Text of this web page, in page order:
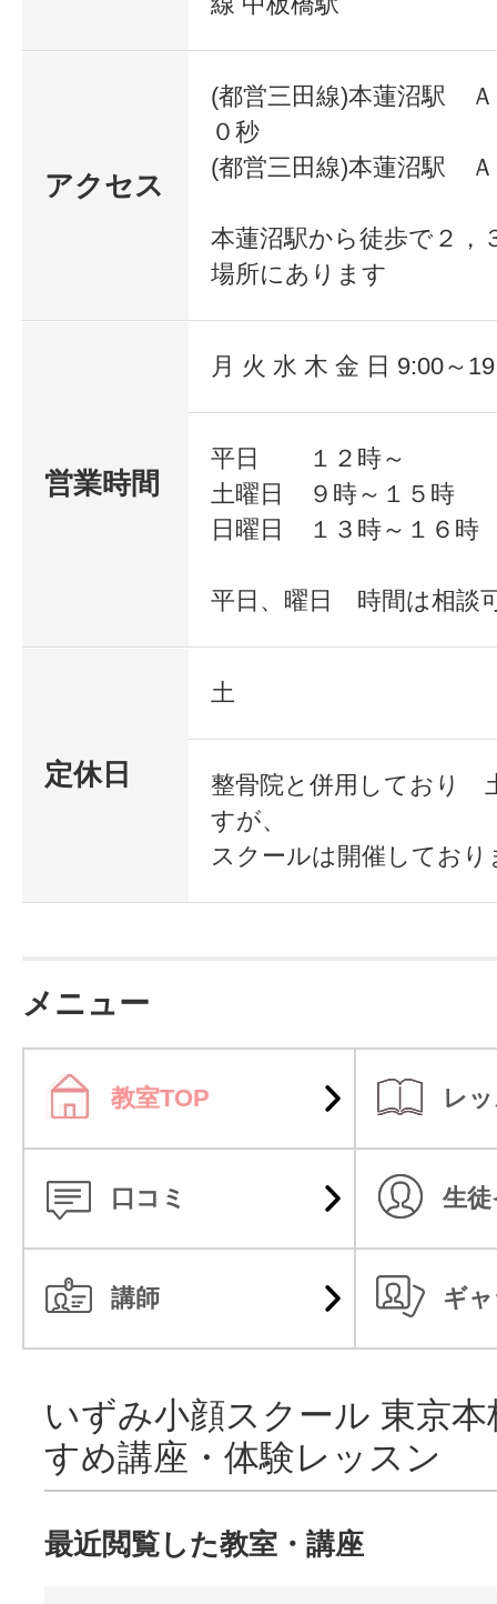
眠れないほど楽しくて興奮し
さぁー行動しましょ
【＼こんな方におすすめ／】
・小顔矯正で皆さんに喜んでも
・喜んで頂いて稼ぎたい方
・整骨院・エステ・整体の先生
・短期間で習得したい方
特化！ 小顔矯
・小顔矯正で皆さ
方
・整骨院・エステ
どで自費メニュー
生
小顔矯正をする
応が大きく
ほとんどの方が
先生方にも共有して頂き、多く
方を増やして頂きたいです
受講料 17万6千円
※入会後、スクール紹介制あり（
謝礼金）
受講期間 2か月間 6回
受講日 平日12時～ 土曜13
4時～
時間 1回 3時間
卒業後は、全員永久無料フォロー
※期間、日、時間 相談可能
●深眠できるリピ
私が経験しまし
くなると
スマホ・パソコ
頭痛など
アクセス
(都営三田線)本蓮沼駅
０秒
(都営三田線)本蓮沼駅
本蓮沼駅から徒歩で２，
場所にあります
営業時間
月 火 水 木 金 日 9:00～
平日 １２時～
土曜日 ９時～１５時
日曜日 １３時～１６時
平日、曜日 時間は相談
定休日
土
整骨院と併用しており
すが、
スクールは開催しており
メニュー
教室TOP レ
口コミ 生
講師 ギ
いずみ小顔スクール 東京
すめ講座・体験レッスン
最近閲覧した教室・講座